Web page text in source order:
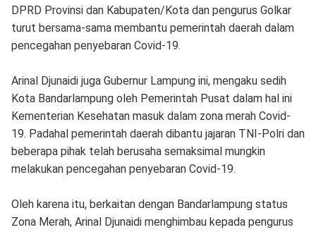
DPRD Provinsi dan Kabupaten/Kota dan pengurus Golkar
turut bersama-sama membantu pemerintah daerah dalam
pencegahan penyebaran Covid-19.
Arinal Djunaidi juga Gubernur Lampung ini, mengaku sedih
Kota Bandarlampung oleh Pemerintah Pusat dalam hal ini
Kementerian Kesehatan masuk dalam zona merah Covid-
19. Padahal pemerintah daerah dibantu jajaran TNI-Polri dan
beberapa pihak telah berusaha semaksimal mungkin
melakukan pencegahan penyebaran Covid-19.
Oleh karena itu, berkaitan dengan Bandarlampung status
Zona Merah, Arinal Djunaidi menghimbau kepada pengurus